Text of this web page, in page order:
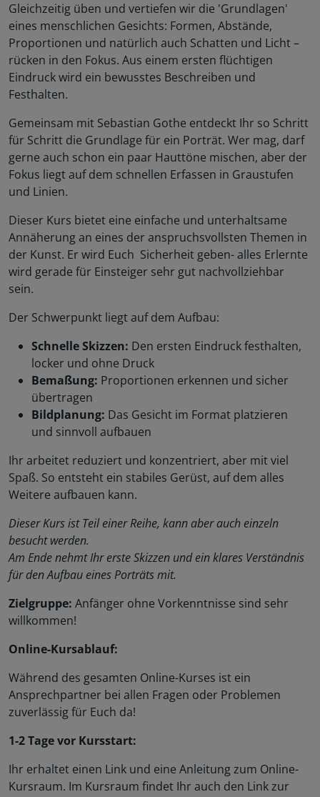
Gleichzeitig üben und vertiefen wir die 'Grundlagen'
eines menschlichen Gesichts: Formen, Abstände,
Proportionen und natürlich auch Schatten und Licht –
rücken in den Fokus. Aus einem ersten flüchtigen
Eindruck wird ein bewusstes Beschreiben und
Festhalten.
Gemeinsam mit Sebastian Gothe entdeckt Ihr so Schritt
für Schritt die Grundlage für ein Porträt. Wer mag, darf
gerne auch schon ein paar Hauttöne mischen, aber der
Fokus liegt auf dem schnellen Erfassen in Graustufen
und Linien.
Dieser Kurs bietet eine einfache und unterhaltsame
Annäherung an eines der anspruchsvollsten Themen in
der Kunst. Er wird Euch Sicherheit geben- alles Erlernte
wird gerade für Einsteiger sehr gut nachvollziehbar
sein.
Der Schwerpunkt liegt auf dem Aufbau:
Schnelle Skizzen: Den ersten Eindruck festhalten,
locker und ohne Druck
Bemaßung: Proportionen erkennen und sicher
übertragen
Bildplanung: Das Gesicht im Format platzieren
und sinnvoll aufbauen
Ihr arbeitet reduziert und konzentriert, aber mit viel
Spaß. So entsteht ein stabiles Gerüst, auf dem alles
Weitere aufbauen kann.
Dieser Kurs ist Teil einer Reihe, kann aber auch einzeln
besucht werden.
Am Ende nehmt Ihr erste Skizzen und ein klares Verständnis
für den Aufbau eines Porträts mit.
Zielgruppe: Anfänger ohne Vorkenntnisse sind sehr
willkommen!
Online-Kursablauf:
Während des gesamten Online-Kurses ist ein
Ansprechpartner bei allen Fragen oder Problemen
zuverlässig für Euch da!
1-2 Tage vor Kursstart:
Ihr erhaltet einen Link und eine Anleitung zum Online-
Kursraum. Im Kursraum findet Ihr auch den Link zur